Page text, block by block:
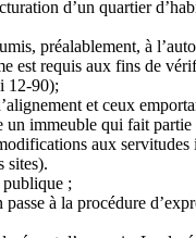
d’un quartier
préalablement, à
est requis aux fins de
12-90);
et ceux
immeuble qui fait
aux
sites).
publique ;
à la procédure